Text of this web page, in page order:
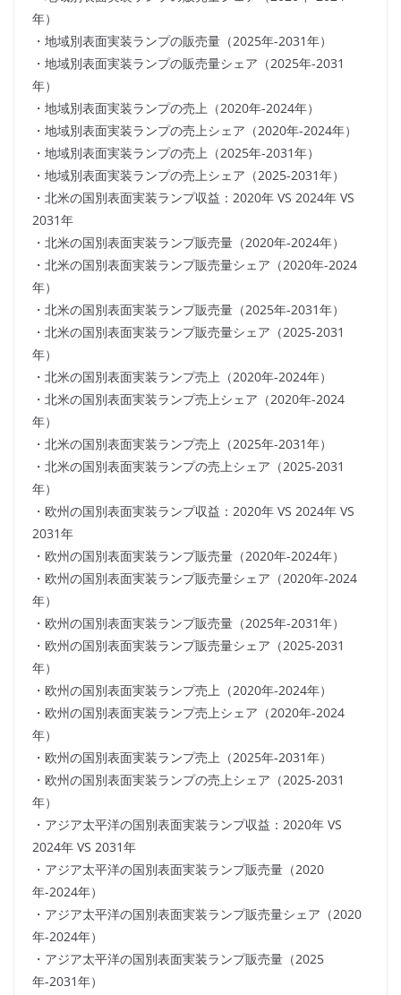
年）
・地域別表面実装ランプの販売量（2025年-2031年）
・地域別表面実装ランプの販売量シェア（2025年-2031
年）
・地域別表面実装ランプの売上（2020年-2024年）
・地域別表面実装ランプの売上シェア（2020年-2024年）
・地域別表面実装ランプの売上（2025年-2031年）
・地域別表面実装ランプの売上シェア（2025-2031年）
・北米の国別表面実装ランプ収益：2020年 VS 2024年 VS
2031年
・北米の国別表面実装ランプ販売量（2020年-2024年）
・北米の国別表面実装ランプ販売量シェア（2020年-2024
年）
・北米の国別表面実装ランプ販売量（2025年-2031年）
・北米の国別表面実装ランプ販売量シェア（2025-2031
年）
・北米の国別表面実装ランプ売上（2020年-2024年）
・北米の国別表面実装ランプ売上シェア（2020年-2024
年）
・北米の国別表面実装ランプ売上（2025年-2031年）
・北米の国別表面実装ランプの売上シェア（2025-2031
年）
・欧州の国別表面実装ランプ収益：2020年 VS 2024年 VS
2031年
・欧州の国別表面実装ランプ販売量（2020年-2024年）
・欧州の国別表面実装ランプ販売量シェア（2020年-2024
年）
・欧州の国別表面実装ランプ販売量（2025年-2031年）
・欧州の国別表面実装ランプ販売量シェア（2025-2031
年）
・欧州の国別表面実装ランプ売上（2020年-2024年）
・欧州の国別表面実装ランプ売上シェア（2020年-2024
年）
・欧州の国別表面実装ランプ売上（2025年-2031年）
・欧州の国別表面実装ランプの売上シェア（2025-2031
年）
・アジア太平洋の国別表面実装ランプ収益：2020年 VS
2024年 VS 2031年
・アジア太平洋の国別表面実装ランプ販売量（2020
年-2024年）
・アジア太平洋の国別表面実装ランプ販売量シェア（2020
年-2024年）
・アジア太平洋の国別表面実装ランプ販売量（2025
年-2031年）